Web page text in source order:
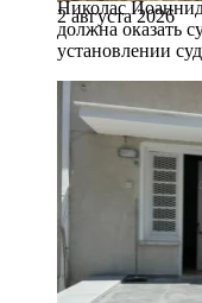
2 августа 2026
Николас
должна оказать
установлении